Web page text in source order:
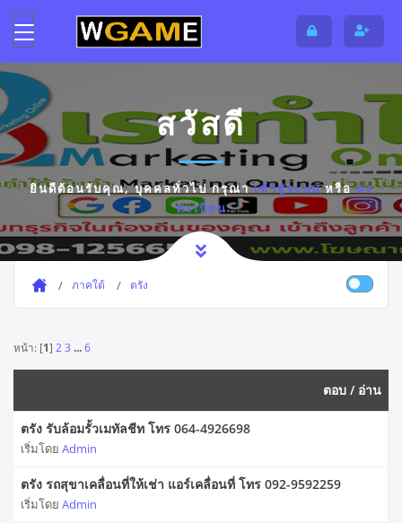
สวัสดี
ยินดีต้อนรับคุณ,บุคคลทั่วไปกรุณาเข้าสู่ระบบหรือลง
ทะเบียน
ภาคใต้ ตรัง
หน้า: [1] 2 3 ...6
ตอบ / อ่าน
ตรัง รับล้อมรั้วเมทัลชีท โทร 064-4926698
เริ่มโดย Admin
ตรัง รถสุขาเคลื่อนที่ให้เช่า แอร์เคลื่อนที่ โทร 092-9592259
เริ่มโดย Admin